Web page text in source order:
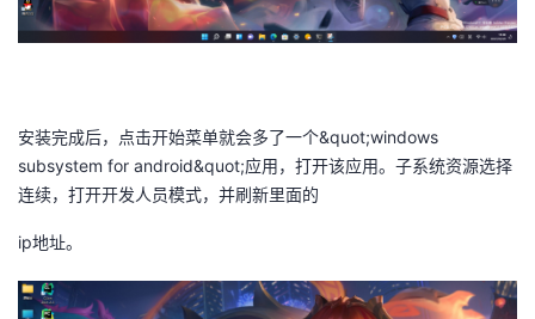
安装完成后，点击开始菜单就会多了一个&quot;windows
subsystem for android&quot;应用，打开该应用。子系统资源选择
连续，打开开发人员模式，并刷新里面的
ip地址。